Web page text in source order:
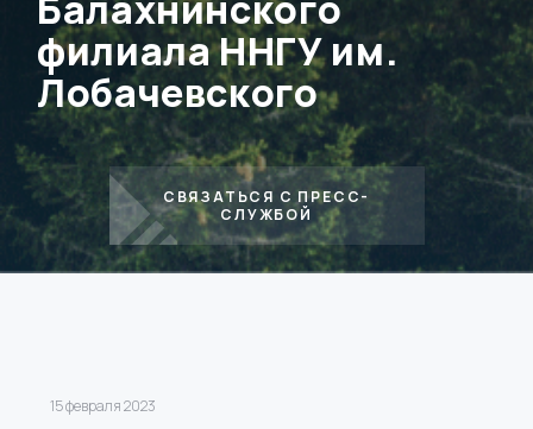
филиала ННГУ им.
Лобачевского
СВЯЗАТЬСЯ С ПРЕСС-
СЛУЖБОЙ
15 февраля 2023